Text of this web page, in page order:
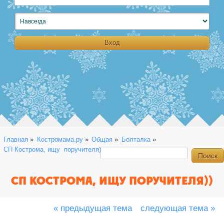
Главная » Костромама.ру» Общая » Болталка»
СП Кострома, ищу  поручителя))
СП КОСТРОМА, ИЩУ ПОРУЧИТЕЛЯ))
« предыдущая тема
следующая тема »